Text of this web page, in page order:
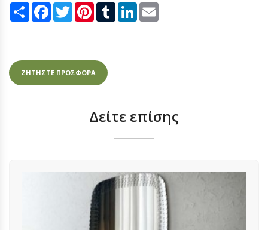
Share Facebook
TwitterPinterestTumblrLinkedIn
ΖΗΤΗΣΤΕ ΠΡΟΣΦΟΡΑ
Δείτε επίσης